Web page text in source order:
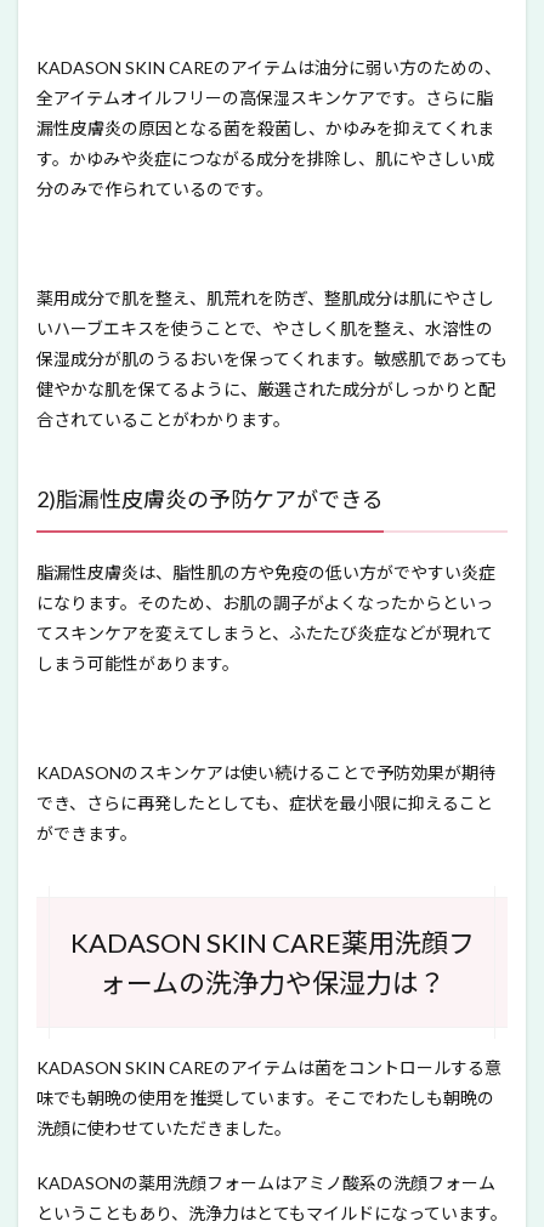
KADASON SKIN CAREのアイテムは油分に弱い方のための、
全アイテムオイルフリーの高保湿スキンケアです。さらに脂
漏性皮膚炎の原因となる菌を殺菌し、かゆみを抑えてくれま
す。かゆみや炎症につながる成分を排除し、肌にやさしい成
分のみで作られているのです。
薬用成分で肌を整え、肌荒れを防ぎ、整肌成分は肌にやさし
いハーブエキスを使うことで、やさしく肌を整え、水溶性の
保湿成分が肌のうるおいを保ってくれます。敏感肌であっても
健やかな肌を保てるように、厳選された成分がしっかりと配
合されていることがわかります。
2)脂漏性皮膚炎の予防ケアができる
脂漏性皮膚炎は、脂性肌の方や免疫の低い方がでやすい炎症
になります。そのため、お肌の調子がよくなったからといっ
てスキンケアを変えてしまうと、ふたたび炎症などが現れて
しまう可能性があります。
KADASONのスキンケアは使い続けることで予防効果が期待
でき、さらに再発したとしても、症状を最小限に抑えること
ができます。
KADASON SKIN CARE薬用洗顔フ
ォームの洗浄力や保湿力は？
KADASON SKIN CAREのアイテムは菌をコントロールする意
味でも朝晩の使用を推奨しています。そこでわたしも朝晩の
洗顔に使わせていただきました。
KADASONの薬用洗顔フォームはアミノ酸系の洗顔フォーム
ということもあり、洗浄力はとてもマイルドになっています。